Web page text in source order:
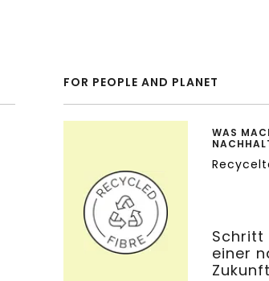
FOR PEOPLE AND PLANET
WAS
Schritt
einer
Zukunft